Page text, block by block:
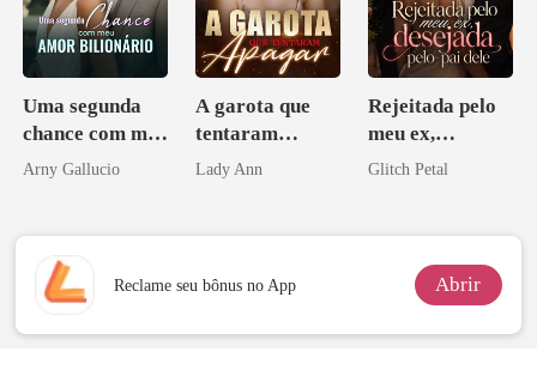
Uma segunda
chance com meu
amor bilionário
Arny Gallucio
A garota que
tentaram
apagar
Lady Ann
Rejeitada pelo
meu ex,
desejada pelo
Glitch Petal
Reclame seu bônus no App Abrir